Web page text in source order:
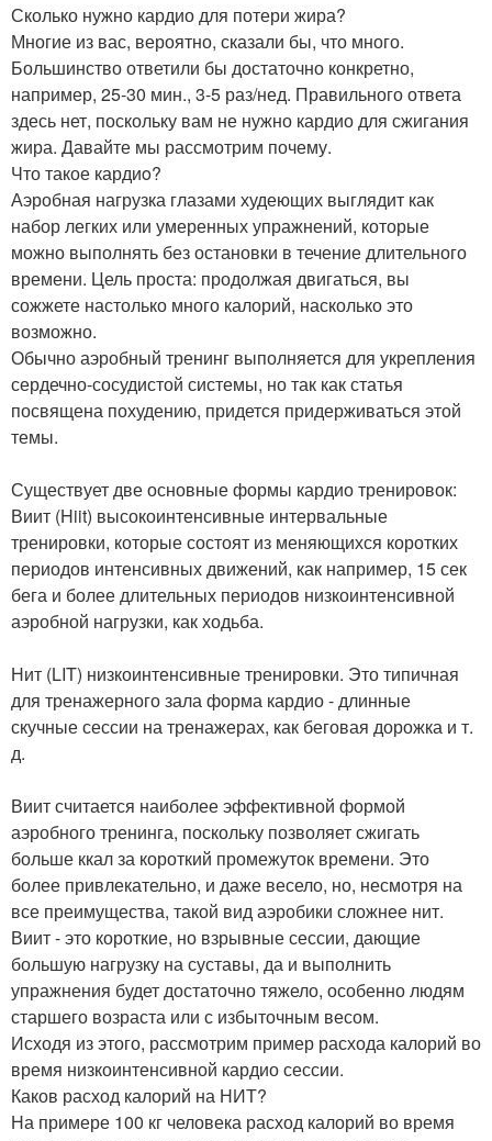
Сколько нужно кардио для потери жира?
Многие из вас, вероятно, сказали бы, что много.
Большинство ответили бы достаточно конкретно,
например, 25-30 мин., 3-5 раз/нед. Правильного ответа
здесь нет, поскольку вам не нужно кардио для сжигания
жира. Давайте мы рассмотрим почему.
Что такое кардиo?
Аэробная нагрузка глазами худеющих выглядит как
набор легких или умеренных упражнений, которые
можно выполнять без остановки в течение длительного
времени. Цель проста: продолжая двигаться, вы
сожжете настолько много калорий, насколько это
возможно.
Обычно аэробный тренинг выполняется для укрепления
сердечно-сосудистой системы, но так как статья
посвящена похудению, придется придерживаться этой
темы.
Существует две основные формы кардио тренировок:
Виит (Hiit) высокоинтенсивные интервальные
тренировки, которые состоят из меняющихся коротких
периодов интенсивных движений, как например, 15 сек
бега и более длительных периодов низкоинтенсивной
аэробной нагрузки, как ходьба.
Нит (LIT) низкоинтенсивные тренировки. Это типичная
для тренажерного зала форма кардио - длинные
скучные сессии на тренажерах, как беговая дорожка и т.
д.
Виит считается наиболее эффективной формой
аэробного тренинга, поскольку позволяет сжигать
больше ккал за короткий промежуток времени. Это
более привлекательно, и даже весело, но, несмотря на
все преимущества, такой вид аэробики сложнее нит.
Виит - это короткие, но взрывные сессии, дающие
большую нагрузку на суставы, да и выполнить
упражнения будет достаточно тяжело, особенно людям
старшего возраста или с избыточным весом.
Исходя из этого, рассмотрим пример расхода калорий во
время низкоинтенсивной кардио сессии.
Каков расход калорий на НИТ?
На примере 100 кг человека расход калорий во время